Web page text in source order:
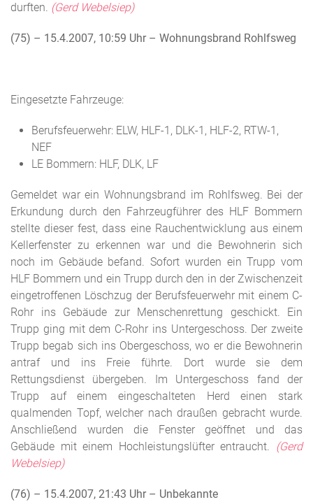
durften. (Gerd Webelsiep)
(75) – 15.4.2007, 10:59 Uhr – Wohnungsbrand Rohlfsweg
Eingesetzte Fahrzeuge:
Berufsfeuerwehr: ELW, HLF-1, DLK-1, HLF-2, RTW-1,
NEF
LE Bommern: HLF, DLK, LF
Gemeldet war ein Wohnungsbrand im Rohlfsweg. Bei der
Erkundung durch den Fahrzeugführer des HLF Bommern
stellte dieser fest, dass eine Rauchentwicklung aus einem
Kellerfenster zu erkennen war und die Bewohnerin sich
noch im Gebäude befand. Sofort wurden ein Trupp vom
HLF Bommern und ein Trupp durch den in der Zwischenzeit
eingetroffenen Löschzug der Berufsfeuerwehr mit einem C-
Rohr ins Gebäude zur Menschenrettung geschickt. Ein
Trupp ging mit dem C-Rohr ins Untergeschoss. Der zweite
Trupp begab sich ins Obergeschoss, wo er die Bewohnerin
antraf und ins Freie führte. Dort wurde sie dem
Rettungsdienst übergeben. Im Untergeschoss fand der
Trupp auf einem eingeschalteten Herd einen stark
qualmenden Topf, welcher nach draußen gebracht wurde.
Anschließend wurden die Fenster geöffnet und das
Gebäude mit einem Hochleistungslüfter entraucht. (Gerd
Webelsiep)
(76) – 15.4.2007, 21:43 Uhr – Unbekannte